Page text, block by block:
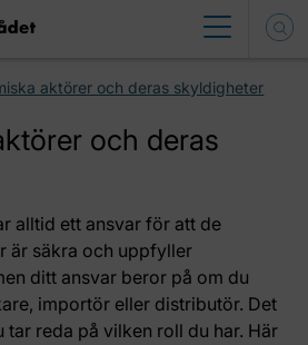
aktörer och deras skyldigheter
och deras
alltid ett ansvar för att de
är säkra och uppfyller
ditt ansvar beror på om du
importör eller distributör. Det
reda på vilken roll du har. Här